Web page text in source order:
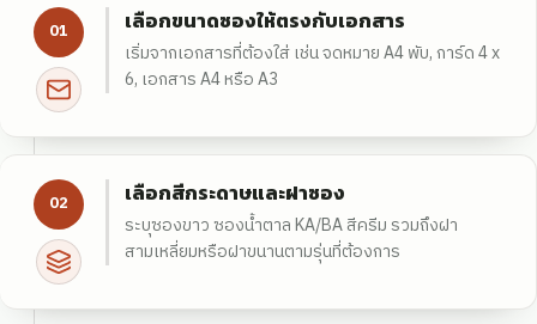
01 เลือกขนาดซองให้ตรงกับเอกสาร
เริ่มจากเอกสารที่ต้องใส่ เช่น จดหมาย A4 พับ, การ์ด 4 x
6, เอกสาร A4 หรือ A3
02 เลือกสีกระดาษและฝาซอง
ระบุซองขาว ซองน้ำตาล KA/BA สีครีม รวมถึงฝา
สามเหลี่ยมหรือฝาขนานตามรุ่นที่ต้องการ